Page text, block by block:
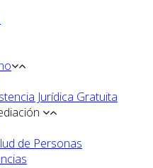
Jurídica Gratuita
de Personas